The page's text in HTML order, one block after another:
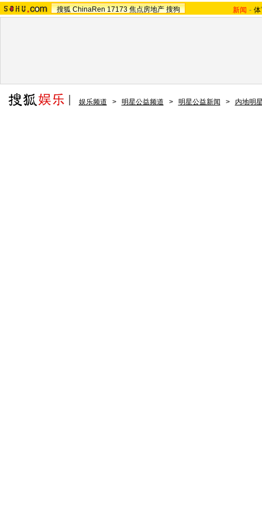
搜狐 ChinaRen 17173 焦点房地产 搜狗 新闻 -
娱乐频道 > 明星公益频道 > 明星公益新闻 > 内地明